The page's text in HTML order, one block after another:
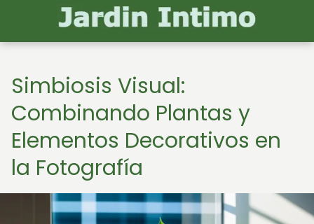
Simbiosis Visual:
Combinando Plantas y
Elementos Decorativos en
la Fotografía